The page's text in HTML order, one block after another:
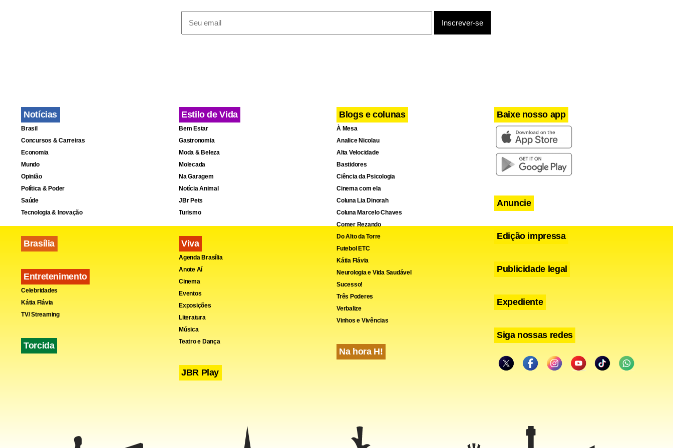
O goleiro Júlio César, que fez pelo menos duas ótimas defesas, deixou o gramado como
Facebook Telegram
Share
Notícias
Brasil
Concursos & Carreiras
Economia
Mundo
Opinião
Política & Poder
Saúde
Tecnologia & Inovação
Brasília
Entretenimento
Celebridades
Kátia Flávia
TV/ Streaming
Torcida
Estilo de Vida
Bem Estar
Gastronomia
Moda & Beleza
Molecada
Na Garagem
Notícia Animal
JBr Pets
Turismo
Viva
Agenda Brasília
Anote Aí
Cinema
Eventos
Exposições
Literatura
Música
Teatro e Dança
JBR Play
Blogs e colunas
À Mesa
Analice Nicolau
Alta Velocidade
Bastidores
Ciência da Psicologia
Cinema com ela
Coluna Lia Dinorah
Coluna Marcelo Chaves
Comer Rezando
Do Alto da Torre
Futebol ETC
Kátia Flávia
Neurologia e Vida Saudável
Sucesso!
Três Poderes
Verbalize
Vinhos e Vivências
Na hora H!
Baixe nosso app
Anuncie
Edição impressa
Publicidade legal
Expediente
Siga nossas redes